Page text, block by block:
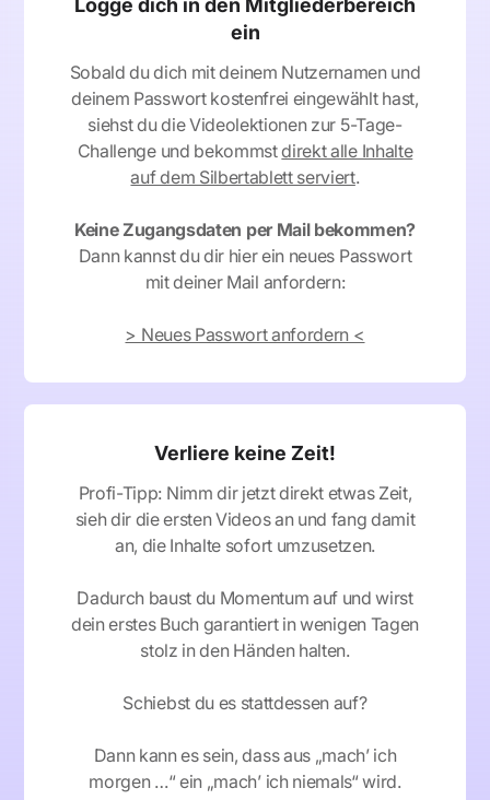
Logge dich in den Mitgliederbereich
ein
Sobald du dich mit deinem Nutzernamen und
deinem Passwort kostenfrei eingewählt hast,
siehst du die Videolektionen zur 5-Tage-
Challenge und bekommstdirekt alle Inhalte
auf dem Silbertablett serviert.
Keine Zugangsdaten per Mail bekommen?
Dann kannst du dir hier ein neues Passwort
mit deiner Mail anfordern:
> Neues Passwort anfordern <
Verliere keine Zeit!
Profi-Tipp: Nimm dir jetzt direkt etwas Zeit,
sieh dir die ersten Videos an und fang damit
an, die Inhalte sofort umzusetzen.
Dadurch baust du Momentum auf und wirst
dein erstes Buch garantiert in wenigen Tagen
stolz in den Händen halten.
Schiebst du es stattdessen auf?
Dann kann es sein, dass aus „mach’ ich
morgen …“ ein „mach’ ich niemals“ wird.